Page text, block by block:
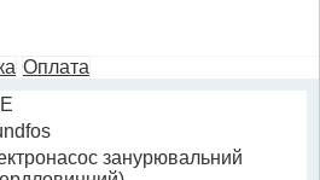
Оплата
занурювальний